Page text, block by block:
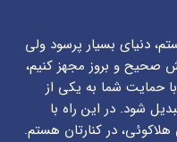
دنیای بسیار پرسود ولی
صحیح و بروز مجهز کنیم،
حمایت شما به یکی از
شود. در این راه با
در کنارتان هستم.